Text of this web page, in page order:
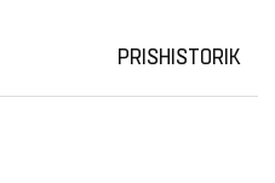
PRISHISTORIK